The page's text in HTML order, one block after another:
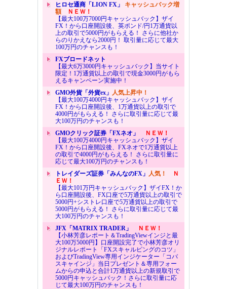
ヒロセ通商「LION FX」 キャッシュバック増
額ＮＥＷ！
【最大100万7000円キャッシュバック】ザイ
FX！から口座開設後、英ポンド/円1万通貨以
上の取引で5000円がもらえる！ さらに他社か
らのりかえなら2000円！ 取引量に応じて最大
100万円のチャンスも！
FXブロードネット
【最大6万3000円キャッシュバック】当サイト
限定！1万通貨以上の取引で現金3000円がもら
えるキャンペーン実施中！
GMO外貨「外貨ex」 人気上昇中！
【最大100万4000円キャッシュバック】ザイ
FX！から口座開設後、1万通貨以上の取引で
4000円がもらえる！ さらに取引量に応じて最
大100万円のチャンスも！
GMOクリック証券「FXネオ」
ＮＥＷ！
【最大100万4000円キャッシュバック】ザイ
FX！から口座開設後、FXネオで1万通貨以上
の取引で4000円がもらえる！ さらに取引量に
応じて最大100万円のチャンスも！
トレイダーズ証券「みんなのFX」 人気！
Ｎ
ＥＷ！
【最大101万円キャッシュバック】ザイFX！か
ら口座開設後、FX口座で5万通貨以上の取引で
5000円+シストレ口座で5万通貨以上の取引で
5000円がもらえる！ さらに取引量に応じて最
大100万円のチャンスも！
JFX「MATRIX TRADER」
ＮＥＷ！
【小林芳彦レポート＆TradingViewインジと最
大100万5000円】口座開設完了で小林芳彦オリ
ジナルレポート「FXスキャルピングのコツ」
およびTradingView専用インジケーター「コバ
スキャインジ」当日プレゼント＆専用フォー
ムからの申込と合計1万通貨以上の新規取引で
5000円キャッシュバック！さらに取引量に応
じて最大100万円のチャンスも！